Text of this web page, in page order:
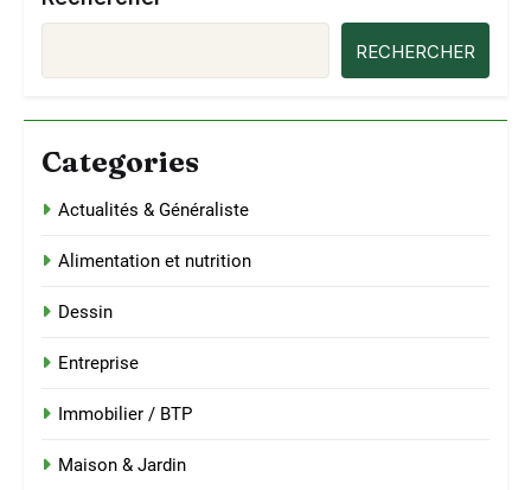
RECHERCHER
Categories
Actualités & Généraliste
Alimentation et nutrition
Dessin
Entreprise
Immobilier / BTP
Maison & Jardin